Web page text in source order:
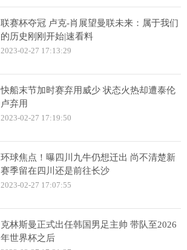
联赛杯夺冠 卢克-肖展望曼联未来：属于我们
的历史刚刚开始|速看料
2023-02-27 17:13:29
快船末节加时赛弃用威少 状态火热却遭泰伦
卢弃用
2023-02-27 17:19:50
环球焦点！曝四川九牛仍想迁出 尚不清楚新
赛季留在四川还是前往长沙
2023-02-27 17:07:55
克林斯曼正式出任韩国男足主帅 带队至2026
年世界杯之后